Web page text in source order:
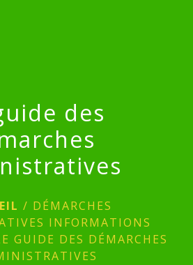
des
/ DÉMARCHES
INFORMATIONS
GUIDE DES DÉMARCHES